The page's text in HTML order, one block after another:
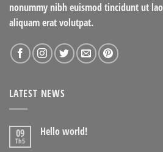
nonummy nibh euismod tincidunt ut
aliquam erat volutpat.
LATEST NEWS
09
Th5
Hello world!